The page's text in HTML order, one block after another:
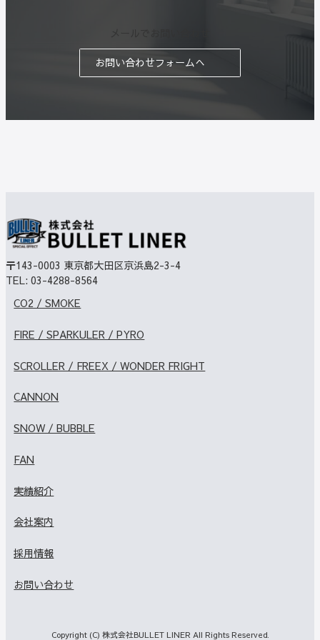
お問い合わせフォームへ
〒143-0003 東京都大田区京浜島2-3-4
TEL: 03-4288-8564
CO2 / SMOKE
FIRE / SPARKULER / PYRO
SCROLLER / FREEX / WONDER FRIGHT
CANNON
SNOW / BUBBLE
FAN
実績紹介
会社案内
採用情報
お問い合わせ
Copyright (C) 株式会社BULLET LINER All Rights Reserved.